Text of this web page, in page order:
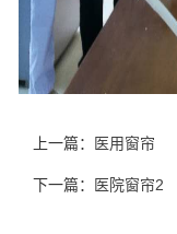
上一篇： 医用窗帘
下一篇： 医院窗帘2